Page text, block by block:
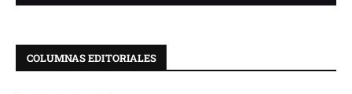
COLUMNAS EDITORIALES